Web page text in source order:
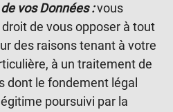
vos Données :vous
de vous opposer à tout
des raisons tenant à votre
à un traitement de
dont le fondement légal
poursuivi par la